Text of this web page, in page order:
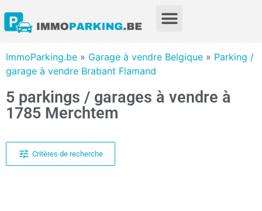
ImmoParking.be » Garage à vendre Belgique » Parking /
garage à vendre Brabant Flamand
5 parkings / garages à vendre à
1785 Merchtem
Critères de recherche